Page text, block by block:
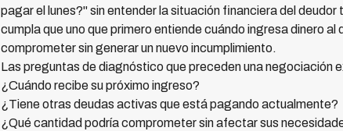
pagar el lunes?" sin entender la situación financiera del
cumpla que uno que primero entiende cuándo ingresa dinero
comprometer sin generar un nuevo incumplimiento.
Las preguntas de diagnóstico que preceden una negociación
¿Cuándo recibe su próximo ingreso?
¿Tiene otras deudas activas que está pagando actualmente?
¿Qué cantidad podría comprometer sin afectar sus